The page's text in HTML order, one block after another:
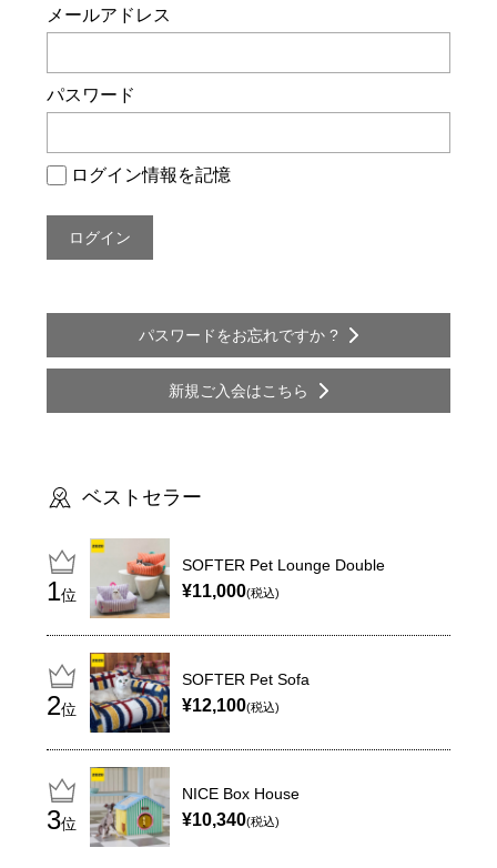
ー
シ
ョ
ン
メールアドレス
パスワード
ログイン情報を記憶
パスワードをお忘れですか ?
新規ご入会はこちら
ベストセラー
位
SOFTER Pet Lounge Double
¥11,000(税込)
位
SOFTER Pet Sofa
¥12,100(税込)
位
NICE Box House
¥10,340(税込)